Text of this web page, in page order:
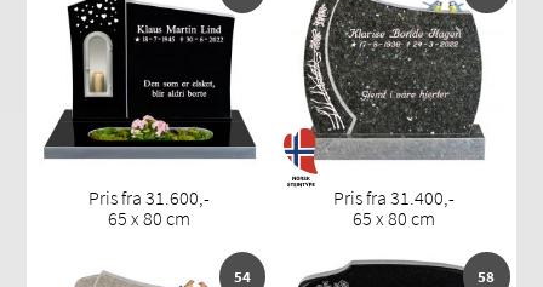
Pris fra 31.600,-
65 x 80 cm
Pris fra 31.400,-
65 x 80 cm
54 58